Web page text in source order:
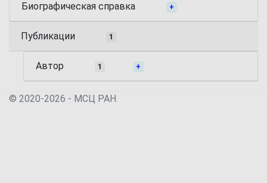
Биографическая справка +
Публикации 1
Автор 1 +
© 2020-2026 - МСЦ РАН